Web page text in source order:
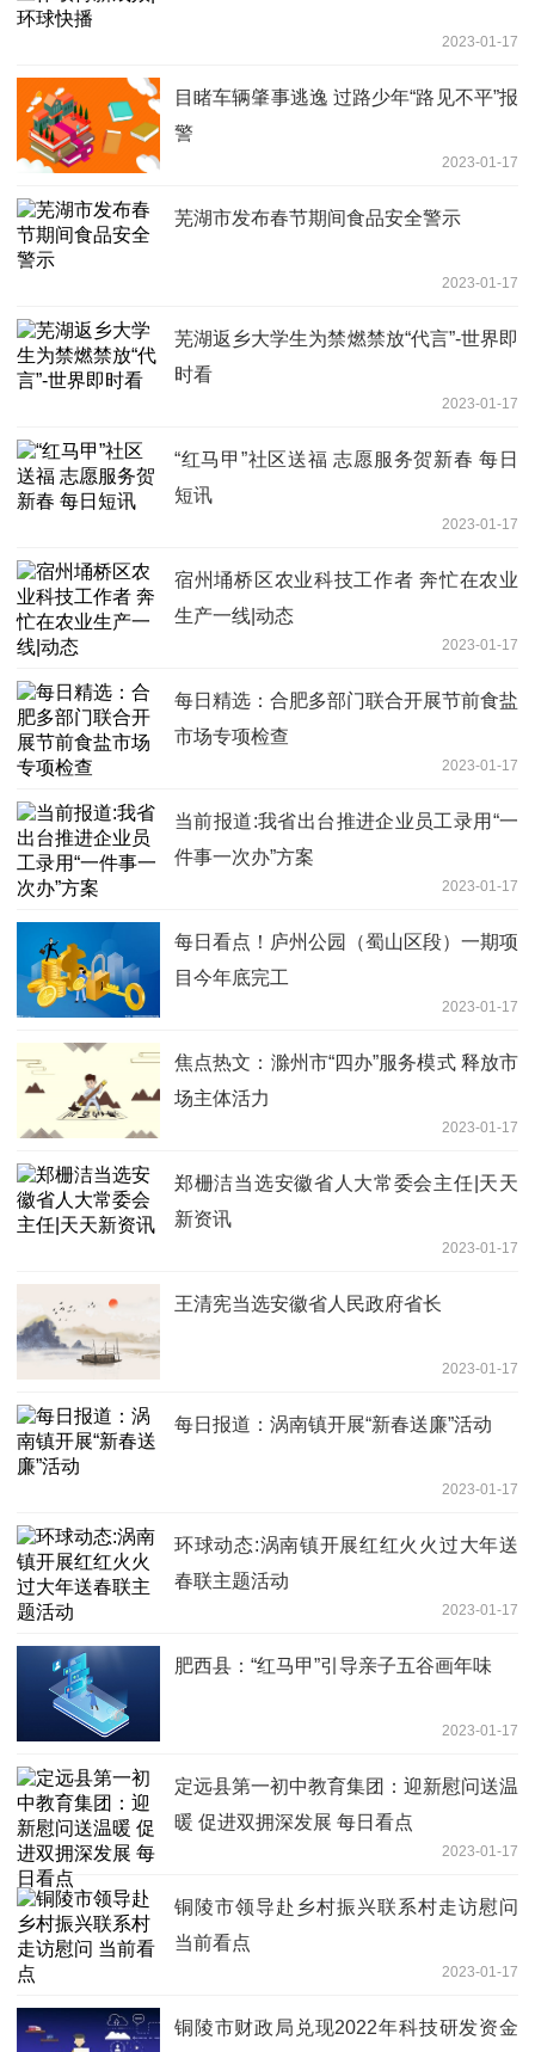
2023-01-17
目睹车辆肇事逃逸 过路少年“路见不平”报
警
2023-01-17
芜湖市发布春节期间食品安全警示
2023-01-17
芜湖返乡大学生为禁燃禁放“代言”-世界即
时看
2023-01-17
“红马甲”社区送福 志愿服务贺新春 每日
短讯
2023-01-17
宿州埇桥区农业科技工作者 奔忙在农业
生产一线|动态
2023-01-17
每日精选：合肥多部门联合开展节前食盐
市场专项检查
2023-01-17
当前报道:我省出台推进企业员工录用“一
件事一次办”方案
2023-01-17
每日看点！庐州公园（蜀山区段）一期项
目今年底完工
2023-01-17
焦点热文：滁州市“四办”服务模式 释放市
场主体活力
2023-01-17
郑栅洁当选安徽省人大常委会主任|天天
新资讯
2023-01-17
王清宪当选安徽省人民政府省长
2023-01-17
每日报道：涡南镇开展“新春送廉”活动
2023-01-17
环球动态:涡南镇开展红红火火过大年送
春联主题活动
2023-01-17
肥西县：“红马甲”引导亲子五谷画年味
2023-01-17
定远县第一初中教育集团：迎新慰问送温
暖 促进双拥深发展 每日看点
2023-01-17
铜陵市领导赴乡村振兴联系村走访慰问
当前看点
2023-01-17
铜陵市财政局兑现2022年科技研发资金